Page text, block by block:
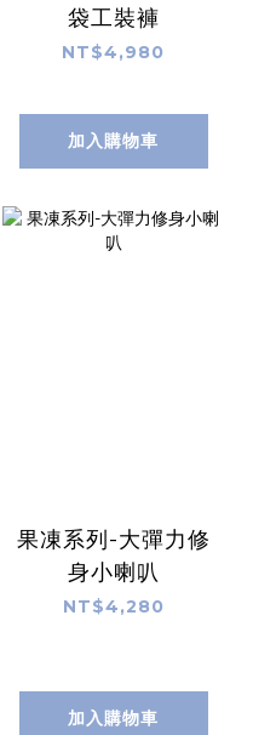
袋工裝褲
NT$4,980
加入購物車
果凍系列-大彈力修
身小喇叭
NT$4,280
加入購物車